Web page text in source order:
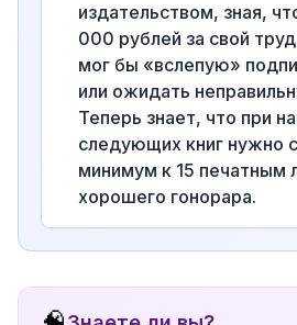
издательством, зная,
000 рублей за свой
мог бы «вслепую»
или ожидать
Теперь знает, что при
следующих книг нужно
минимум к 15 печатным
хорошего гонорара.